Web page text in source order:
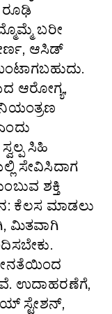
ರೂಢಿ
ಬರೀ
ಆಸಿಡ್
ಆರೋಗ್ಯ,
ನಿಯಂತ್ರಣ
ಸಿಹಿ
ಸೇವಿಸಿದಾಗ
ಶಕ್ತಿ
ಕೆಲಸ ಮಾಡಲು
ಮಿತವಾಗಿ
ಉದಾಹರಣೆಗೆ,
ಸ್ಟೇಶನ್,